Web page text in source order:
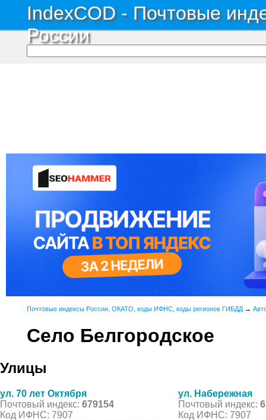
IndexCOD - Почтовые
России
Почтовые индексы России, ОКАТО, коды ИФНС, коды регионов ГИБДД →
Село Белгородское
Улицы
ул. 70 лет Октября
Почтовый индекс: 679154
Код ИФНС: 7907
ул. Набережная
Почтовый индекс:
Код ИФНС: 7907